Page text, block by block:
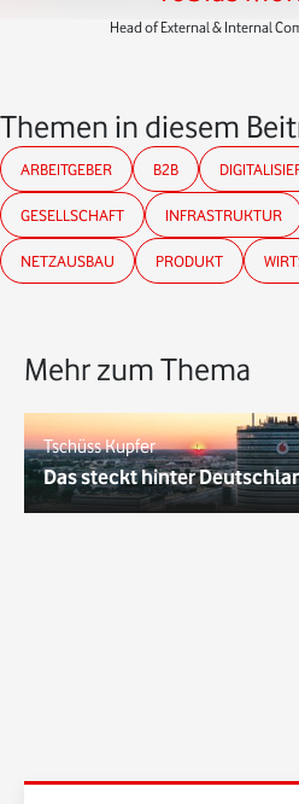
Head of External & Internal
Themen in diesem
ARBEITGEBER B2B
GESELLSCHAFT INFRASTRUKTUR
NETZAUSBAU PRODUKT
Mehr zum Thema
Tschüss Kupfer
Das steckt hinter